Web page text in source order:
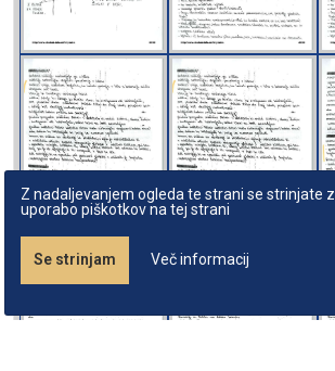
Z nadaljevanjem ogleda te strani se strinjate z
uporabo piškotkov na tej strani
Se strinjam Več informacij